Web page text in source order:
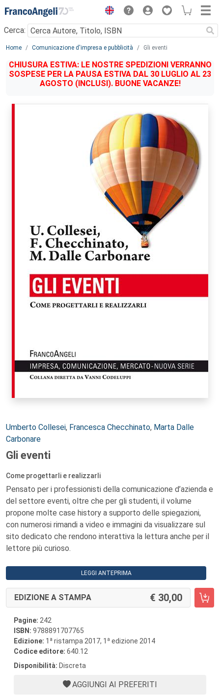
Menu
Cerca:
Main content
Home Comunicazione d'impresa e pubblicità Gli eventi
CHIUSURA ESTIVA: LE NOSTRE SPEDIZIONI VERRANNO
SOSPESE PER LA PAUSA ESTIVA DAL 30 LUGLIO AL 23
AGOSTO (INCLUSI). BUONE VACANZE!
Autori:
Umberto Collesei, Francesca Checchinato, Marta Dalle
Carbonare
Gli eventi
Come progettarli e realizzarli
Pensato per i professionisti della comunicazione d’azienda e
del settore eventi, oltre che per gli studenti, il volume
propone molte case history a supporto delle spiegazioni,
con numerosi rimandi a video e immagini da visualizzare sul
sito dedicato che rendono interattiva la lettura anche per il
lettore più curioso.
LEGGI ANTEPRIMA
EDIZIONE A STAMPA 30,00
Pagine: 242
ISBN: 9788891707765
Edizione: 1 a ristampa 2017, 1 a edizione 2014
Codice editore: 640.12
Disponibilità: Discreta
AGGIUNGI AI PREFERITI